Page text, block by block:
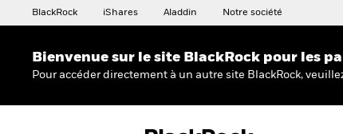
BlackRock iShares Aladdin Notre société
Bienvenue sur le site BlackRock pour les
Pour accéder directement à un autre site BlackRock,